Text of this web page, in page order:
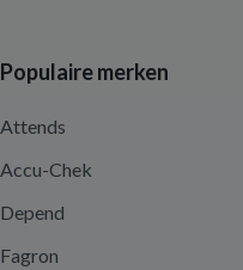
Populaire merken
Attends
Accu-Chek
Depend
Fagron